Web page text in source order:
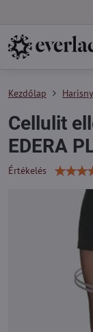
Kezdőlap
Cellulit
EDERA
Értékelés